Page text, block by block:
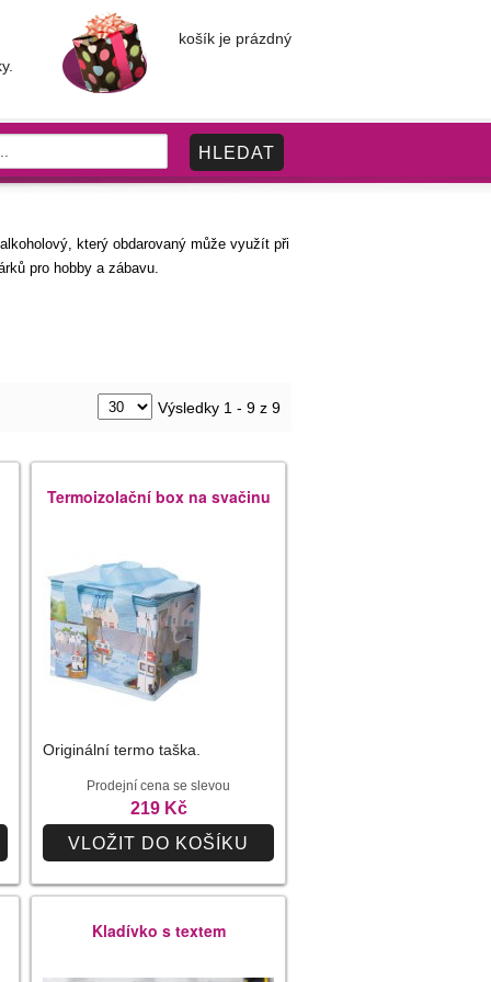
košík je prázdný
který obdarovaný může využít při
pro hobby a zábavu.
Výsledky 1 - 9 z 9
Termoizolační box na svačinu
Originální termo taška.
Prodejní cena se slevou
219 Kč
VLOŽIT DO KOŠÍKU
Kladívko s textem